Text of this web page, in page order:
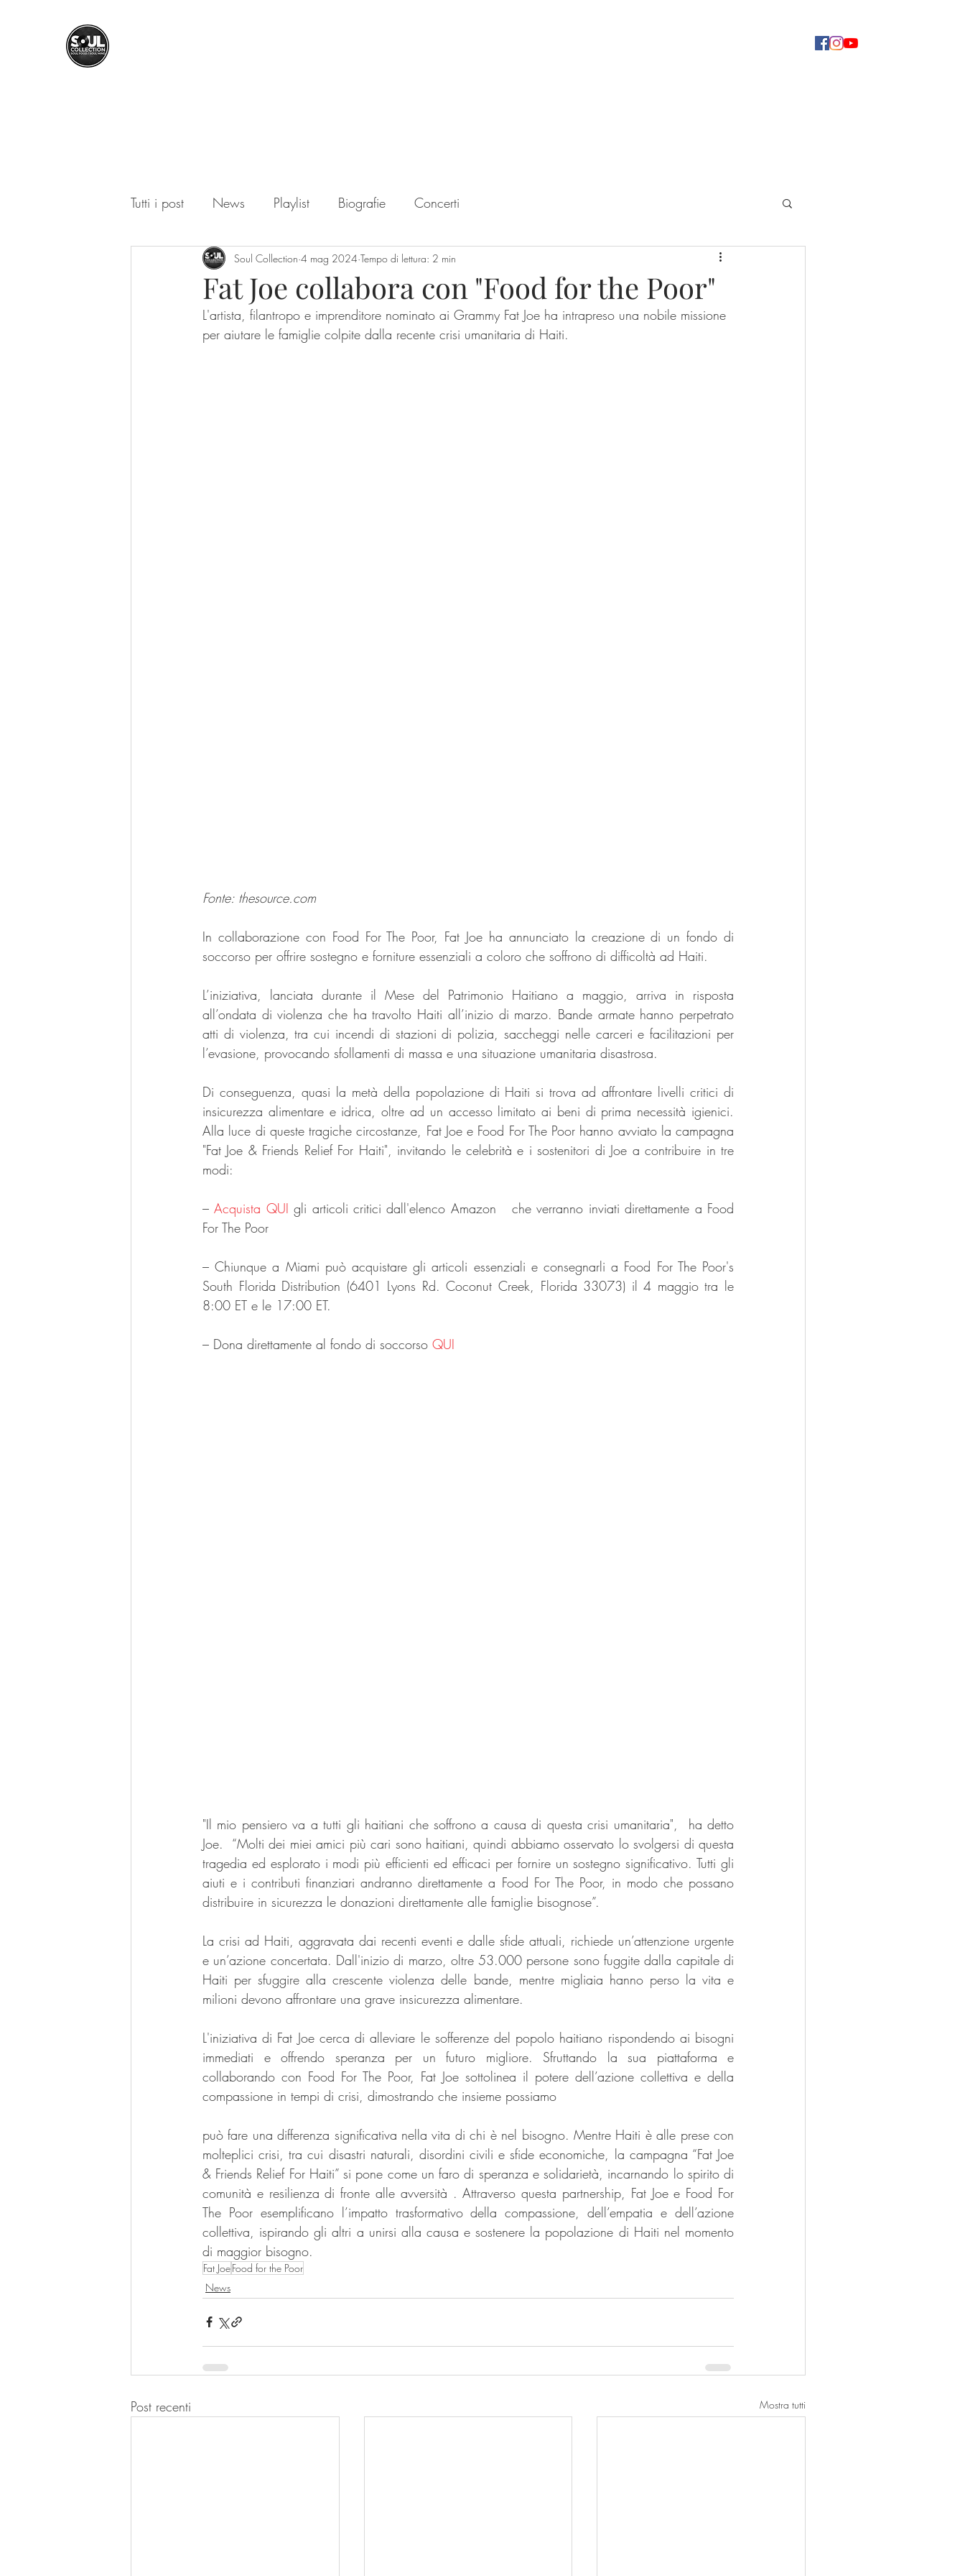
Tutti i post News Playlist Biografie Concerti
Fat Joe collabora con "Food for the Poor"
Soul Collection 4 mag 2024 Tempo di lettura: 2 min
L'artista, filantropo e imprenditore nominato ai Grammy Fat Joe ha intrapreso una nobile missione
per aiutare le famiglie colpite dalla recente crisi umanitaria di Haiti.
Fonte: thesource.com
In collaborazione con Food For The Poor, Fat Joe ha annunciato la creazione di un fondo di
soccorso per offrire sostegno e forniture essenziali a coloro che soffrono di difficoltà ad Haiti.
L’iniziativa, lanciata durante il Mese del Patrimonio Haitiano a maggio, arriva in risposta
all’ondata di violenza che ha travolto Haiti all’inizio di marzo. Bande armate hanno perpetrato
atti di violenza, tra cui incendi di stazioni di polizia, saccheggi nelle carceri e facilitazioni per
l’evasione, provocando sfollamenti di massa e una situazione umanitaria disastrosa.
Di conseguenza, quasi la metà della popolazione di Haiti si trova ad affrontare livelli critici di
insicurezza alimentare e idrica, oltre ad un accesso limitato ai beni di prima necessità igienici.
Alla luce di queste tragiche circostanze, Fat Joe e Food For The Poor hanno avviato la campagna
"Fat Joe & Friends Relief For Haiti", invitando le celebrità e i sostenitori di Joe a contribuire in tre
modi:
– Acquista QUI gli articoli critici dall'elenco Amazon   che verranno inviati direttamente a Food
For The Poor
– Chiunque a Miami può acquistare gli articoli essenziali e consegnarli a Food For The Poor's
South Florida Distribution (6401 Lyons Rd. Coconut Creek, Florida 33073) il 4 maggio tra le
8:00 ET e le 17:00 ET.
– Dona direttamente al fondo di soccorso QUI
"Il mio pensiero va a tutti gli haitiani che soffrono a causa di questa crisi umanitaria",  ha detto
Joe.  “Molti dei miei amici più cari sono haitiani, quindi abbiamo osservato lo svolgersi di questa
tragedia ed esplorato i modi più efficienti ed efficaci per fornire un sostegno significativo. Tutti gli
aiuti e i contributi finanziari andranno direttamente a Food For The Poor, in modo che possano
distribuire in sicurezza le donazioni direttamente alle famiglie bisognose”.
La crisi ad Haiti, aggravata dai recenti eventi e dalle sfide attuali, richiede un’attenzione urgente
e un’azione concertata. Dall'inizio di marzo, oltre 53.000 persone sono fuggite dalla capitale di
Haiti per sfuggire alla crescente violenza delle bande, mentre migliaia hanno perso la vita e
milioni devono affrontare una grave insicurezza alimentare.
L'iniziativa di Fat Joe cerca di alleviare le sofferenze del popolo haitiano rispondendo ai bisogni
immediati e offrendo speranza per un futuro migliore. Sfruttando la sua piattaforma e
collaborando con Food For The Poor, Fat Joe sottolinea il potere dell’azione collettiva e della
compassione in tempi di crisi, dimostrando che insieme possiamo
può fare una differenza significativa nella vita di chi è nel bisogno. Mentre Haiti è alle prese con
molteplici crisi, tra cui disastri naturali, disordini civili e sfide economiche, la campagna “Fat Joe
& Friends Relief For Haiti” si pone come un faro di speranza e solidarietà, incarnando lo spirito di
comunità e resilienza di fronte alle avversità . Attraverso questa partnership, Fat Joe e Food For
The Poor esemplificano l’impatto trasformativo della compassione, dell’empatia e dell’azione
collettiva, ispirando gli altri a unirsi alla causa e sostenere la popolazione di Haiti nel momento
di maggior bisogno.
Fat JoeFood for the Poor
News
Post recenti Mostra tutti